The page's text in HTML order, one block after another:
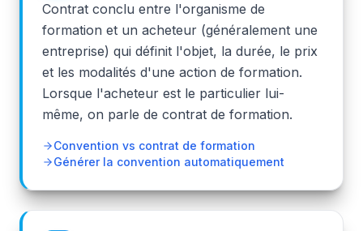
Contrat conclu entre l'organisme de
formation et un acheteur (généralement une
entreprise) qui définit l'objet, la durée, le prix
et les modalités d'une action de formation.
Lorsque l'acheteur est le particulier lui-
même, on parle de contrat de formation.
Convention vs contrat de formation
Générer la convention automatiquement